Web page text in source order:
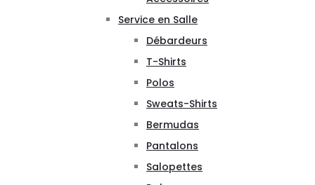
Service en Salle
Débardeurs
T-Shirts
Polos
Sweats-Shirts
Bermudas
Pantalons
Salopettes